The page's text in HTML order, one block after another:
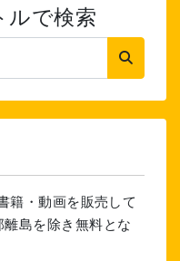
ルで検索
籍・動画を販売して
島を除き無料とな